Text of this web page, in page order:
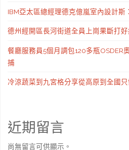
IBM亞太區總經理德克億嵐室內設計
德州經開區長河街道全員上崗果斷打
餐廳服務員5個月調包120多瓶OSDER
捕
冷涼蔬菜到九宮格分享從高原到全國
近期留言
尚無留言可供顯示。